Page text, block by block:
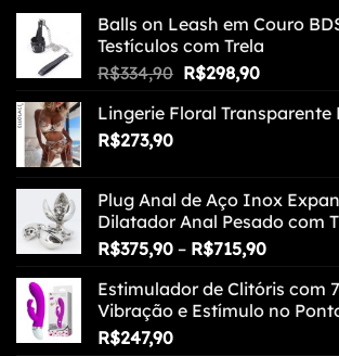
Balls on Leash em Couro
Testículos com Trela
R$334,90 O
original
R$298,90O
atual
Lingerie Floral Transparente
R$273,90
Plug Anal de Aço Inox
Dilatador Anal Pesado com
R$375,90 – R$715,90Faixa
preço:
Estimulador de Clitóris com
Vibração e Estímulo no
R$247,90